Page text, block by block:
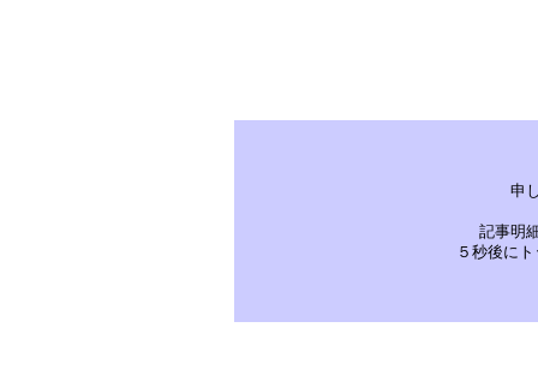
申
記事明
５秒後に